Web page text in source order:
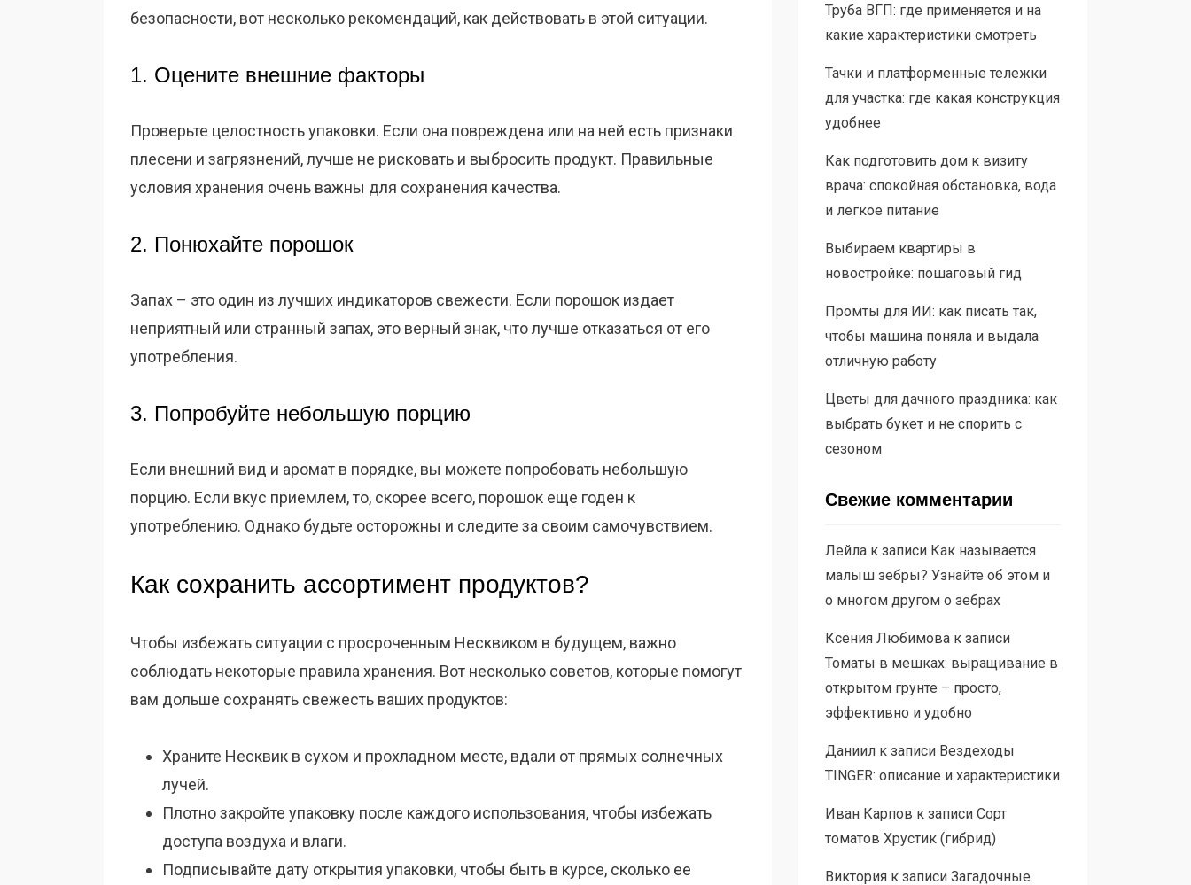
безопасности, вот несколько рекомендаций, как действовать в этой ситуации.
1. Оцените внешние факторы
Проверьте целостность упаковки. Если она повреждена или на ней есть признаки
плесени и загрязнений, лучше не рисковать и выбросить продукт. Правильные
условия хранения очень важны для сохранения качества.
2. Понюхайте порошок
Запах – это один из лучших индикаторов свежести. Если порошок издает
неприятный или странный запах, это верный знак, что лучше отказаться от его
употребления.
3. Попробуйте небольшую порцию
Если внешний вид и аромат в порядке, вы можете попробовать небольшую
порцию. Если вкус приемлем, то, скорее всего, порошок еще годен к
употреблению. Однако будьте осторожны и следите за своим самочувствием.
Как сохранить ассортимент продуктов?
Чтобы избежать ситуации с просроченным Несквиком в будущем, важно
соблюдать некоторые правила хранения. Вот несколько советов, которые помогут
вам дольше сохранять свежесть ваших продуктов:
Храните Несквик в сухом и прохладном месте, вдали от прямых солнечных
лучей.
Плотно закройте упаковку после каждого использования, чтобы избежать
доступа воздуха и влаги.
Подписывайте дату открытия упаковки, чтобы быть в курсе, сколько ее
Труба ВГП: где применяется и на
какие характеристики смотреть
Тачки и платформенные тележки
для участка: где какая конструкция
удобнее
Как подготовить дом к визиту
врача: спокойная обстановка, вода
и легкое питание
Выбираем квартиры в
новостройке: пошаговый гид
Промты для ИИ: как писать так,
чтобы машина поняла и выдала
отличную работу
Цветы для дачного праздника: как
выбрать букет и не спорить с
сезоном
Свежие комментарии
Лейлак записи Как называется
малыш зебры? Узнайте об этом и
о многом другом о зебрах
Ксения Любимовак записи
Томаты в мешках: выращивание в
открытом грунте – просто,
эффективно и удобно
Даниилк записи Вездеходы
TINGER: описание и характеристики
Иван Карпов к записи Сорт
томатов Хрустик (гибрид)
Викторияк записи Загадочные